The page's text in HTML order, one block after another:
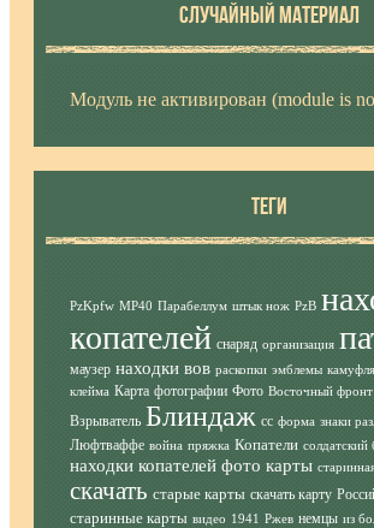
СЛУЧАЙНЫЙ МАТЕРИАЛ
Модуль не активирован (module is
ТЕГИ
PzKpfw MP40 Парабеллум штык нож PzB
копателей снаряд организация
маузер находки вов раскопки эмблемы
клейма Карта фотографии Фото Восточный фронт
Взрыватель Блиндаж сс форма знаки
Люфтваффе война пряжка Копатели солдатский
находки копателей фото карты
скачать старые карты скачать карту
старинные карты видео 1941 Ржев немцы из